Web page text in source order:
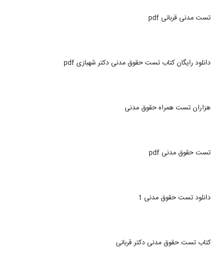
تست مدنی قربانی pdf
دانلود رایگان کتاب تست حقوق مدنی دکتر شهبازی pdf
هزاران تست همراه حقوق مدنی
تست حقوق مدنی pdf
دانلود تست حقوق مدنی 1
کتاب تست حقوق مدنی دکتر قربانی